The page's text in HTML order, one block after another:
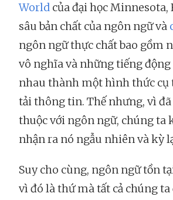
World của đại học Minnesota,
sâu bản chất của ngôn ngữ và
ngôn ngữ thực chất bao gồm
vô nghĩa và những tiếng
nhau thành một hình thức cụ
tải thông tin. Thế nhưng, vì
thuộc với ngôn ngữ, chúng ta
nhận ra nó ngẫu nhiên và kỳ
Suy cho cùng, ngôn ngữ tồn
vì đó là thứ mà tất cả chúng ta